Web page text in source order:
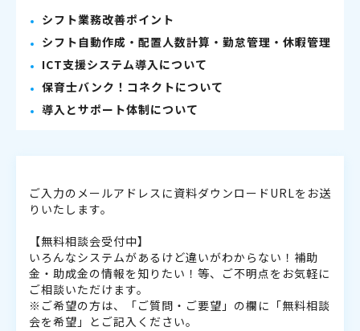
シフト業務改善ポイント
シフト自動作成・配置人数計算・勤怠管理・休暇管理
ICT支援システム導入について
保育士バンク！コネクトについて
導入とサポート体制について
ご入力のメールアドレスに資料ダウンロードURLをお送
りいたします。
【無料相談会受付中】
いろんなシステムがあるけど違いがわからない！補助
金・助成金の情報を知りたい！等、ご不明点をお気軽に
ご相談いただけます。
※ご希望の方は、「ご質問・ご要望」の欄に「無料相談
会を希望」とご記入ください。